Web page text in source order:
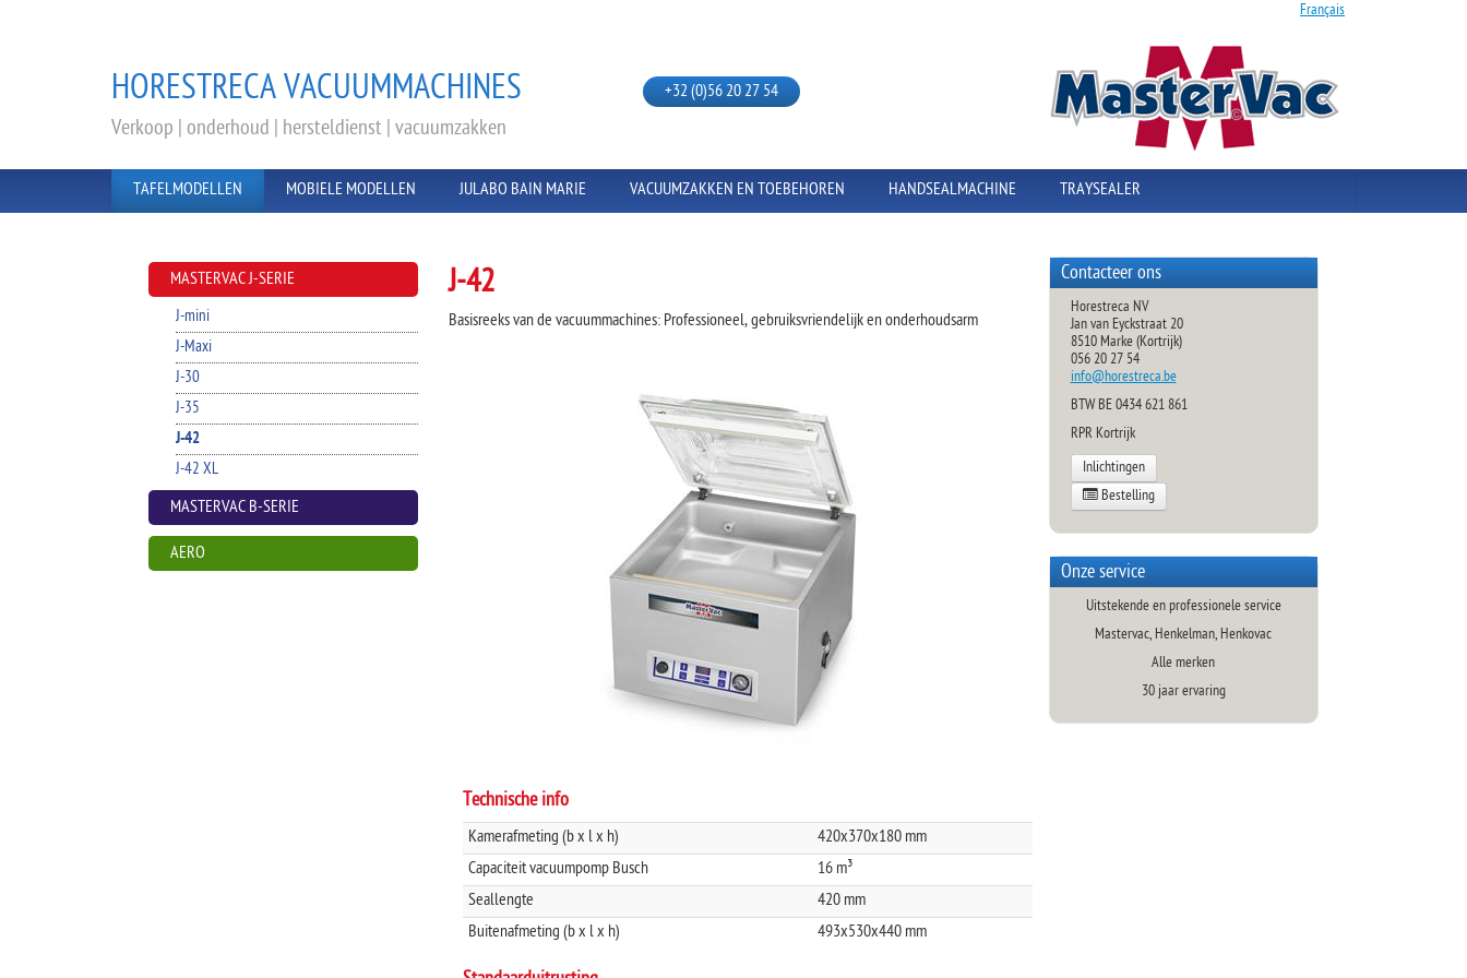
Français
HORESTRECA VACUUMMACHINES
Verkoop | onderhoud | hersteldienst | vacuumzakken
+32 (0)56 20 27 54
TAFELMODELLEN MOBIELE MODELLEN JULABO BAIN MARIE VACUUMZAKKEN EN TOEBEHOREN HANDSEALMACHINE TRAYSEALER
MASTERVAC J-SERIE
J-mini
J-Maxi
J-30
J-35
J-42
J-42 XL
MASTERVAC B-SERIE
AERO
J-42
Basisreeks van de vacuummachines: Professioneel, gebruiksvriendelijk en onderhoudsarm
Technische info
Kamerafmeting (b x l x h)
420x370x180 mm
Capaciteit vacuumpomp Busch
16 m³
Seallengte
420 mm
Buitenafmeting (b x l x h)
493x530x440 mm
Contacteer ons
Horestreca NV
Jan van Eyckstraat 20
8510 Marke (Kortrijk)
056 20 27 54
info@horestreca.be
BTW BE 0434 621 861
RPR Kortrijk
Inlichtingen
Bestelling
Onze service
Uitstekende en professionele service
Mastervac, Henkelman, Henkovac
Alle merken
30 jaar ervaring